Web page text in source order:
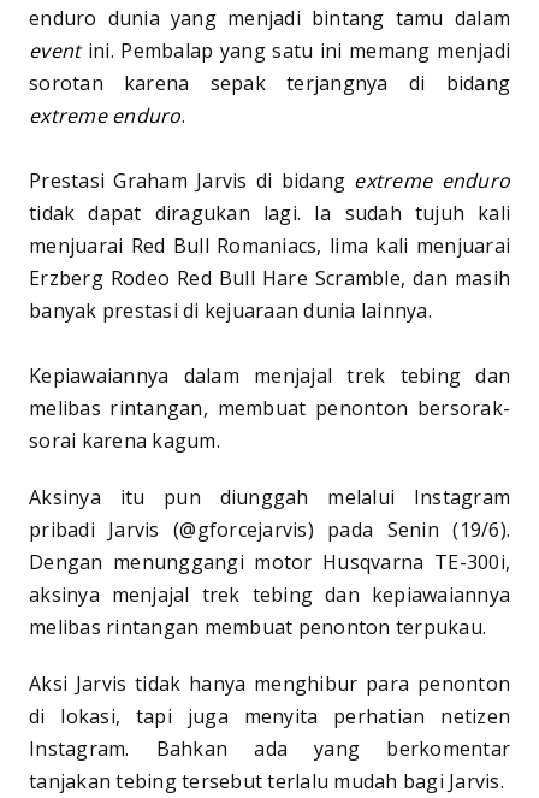
enduro dunia yang menjadi bintang tamu dalam
eventini. Pembalap yang satu ini memang menjadi
sorotan karena sepak terjangnya di bidang
extreme enduro.
Prestasi Graham Jarvis di bidang extreme enduro
tidak dapat diragukan lagi. Ia sudah tujuh kali
menjuarai Red Bull Romaniacs, lima kali menjuarai
Erzberg Rodeo Red Bull Hare Scramble, dan masih
banyak prestasi di kejuaraan dunia lainnya.
Kepiawaiannya dalam menjajal trek tebing dan
melibas rintangan, membuat penonton bersorak-
sorai karena kagum.
Aksinya itu pun diunggah melalui Instagram
pribadi Jarvis (@gforcejarvis) pada Senin (19/6).
Dengan menunggangi motor Husqvarna TE-300i,
aksinya menjajal trek tebing dan kepiawaiannya
melibas rintangan membuat penonton terpukau.
Aksi Jarvis tidak hanya menghibur para penonton
di lokasi, tapi juga menyita perhatian netizen
Instagram. Bahkan ada yang berkomentar
tanjakan tebing tersebut terlalu mudah bagi Jarvis.